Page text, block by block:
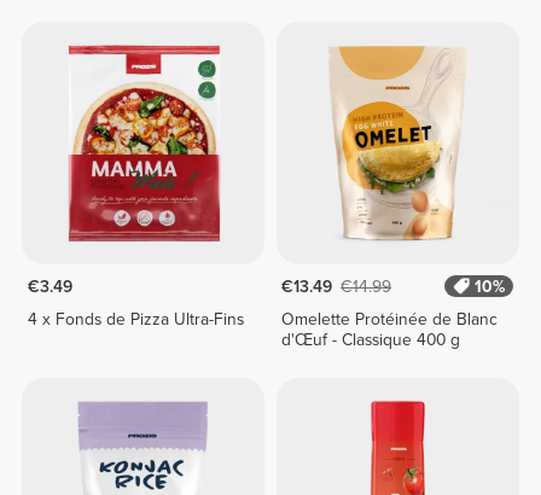
€3.49
4 x Fonds de Pizza Ultra-Fins
€13.49 €14.99
10%
Omelette Protéinée de Blanc
d'Œuf - Classique 400 g